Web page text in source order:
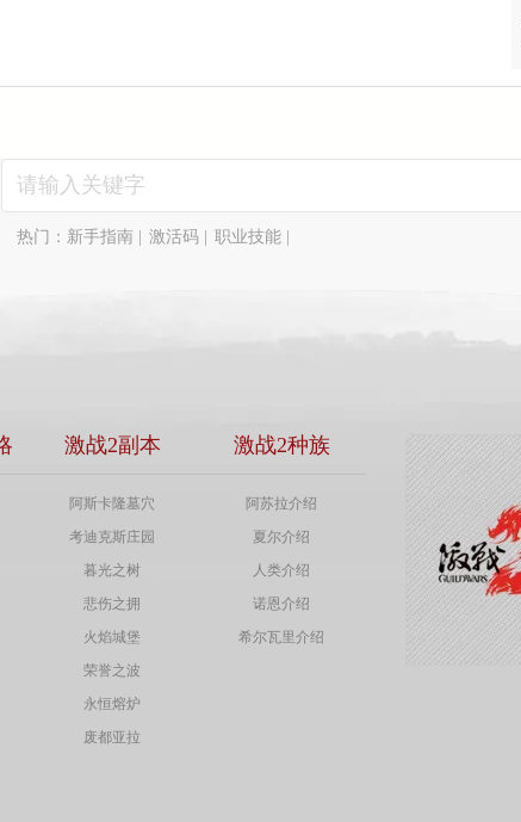
热门： 新手指南 激活码 职业技能
激战2副本
阿斯卡隆墓穴
考迪克斯庄园
暮光之树
悲伤之拥
火焰城堡
荣誉之波
永恒熔炉
废都亚拉
激战2种族
阿苏拉介绍
夏尔介绍
人类介绍
诺恩介绍
希尔瓦里介绍